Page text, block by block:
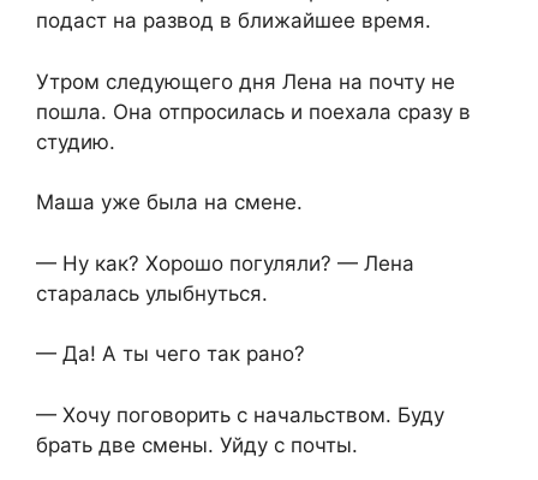
подаст на развод в ближайшее время.
Утром следующего дня Лена на почту не
пошла. Она отпросилась и поехала сразу в
студию.
Маша уже была на смене.
— Ну как? Хорошо погуляли? — Лена
старалась улыбнуться.
— Да! А ты чего так рано?
— Хочу поговорить с начальством. Буду
брать две смены. Уйду с почты.